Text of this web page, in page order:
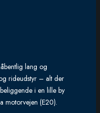
lang og
rideudstyr – alt der
i en lille by
motorvejen (E20).